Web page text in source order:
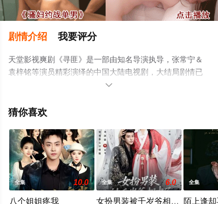
剧情介绍 我要评分
天堂影视爽剧《寻匪》是一部由知名导演执导，张常宁＆
袁梓铭等演员精彩演绎的中国大陆电视剧，大结局剧情已
揭晓（全集），手机免费观看高清未删减完整版电视剧全
电视猫或剧情网等平台了解。

猜你喜欢
全集 10.0
八个姐姐疼我
全集 6.0
女扮男装被千岁爷相中了要给我
全集
陌上逢